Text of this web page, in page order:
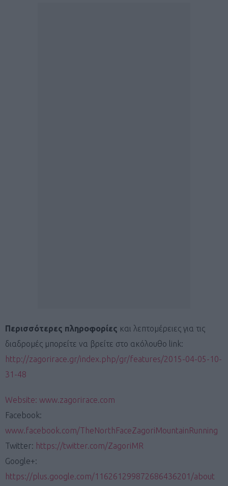
Περισσότερες πληροφορίες και λεπτομέρειες για τις
διαδρομές μπορείτε να βρείτε στο ακόλουθο link:
http://zagorirace.gr/index.php/gr/features/2015-04-05-10-
31-48
Website: www.zagorirace.com
Facebook:
www.facebook.com/TheNorthFaceZagoriMountainRunning
Twitter: https://twitter.com/ZagoriMR
Google+:
https://plus.google.com/116261299872686436201/about